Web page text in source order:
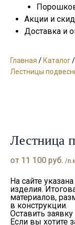
Акции и
Доставка и
Главная /Каталог/
Лестницы
Лестница
от 11 100 руб. /
На сайте
изделия.
материалов,
в конструкции.
Оставить заявку
Если вы хотите